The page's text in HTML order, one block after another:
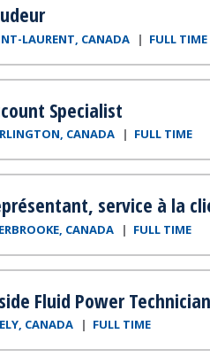
LAURENT, CANADA FULL TIME
Specialist
CANADA FULL TIME
service à la
CANADA FULL TIME
Fluid Power Technician
CANADA FULL TIME